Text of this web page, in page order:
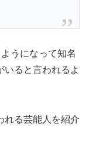
うになって知名
いると言われるよ
れる芸能人を紹介